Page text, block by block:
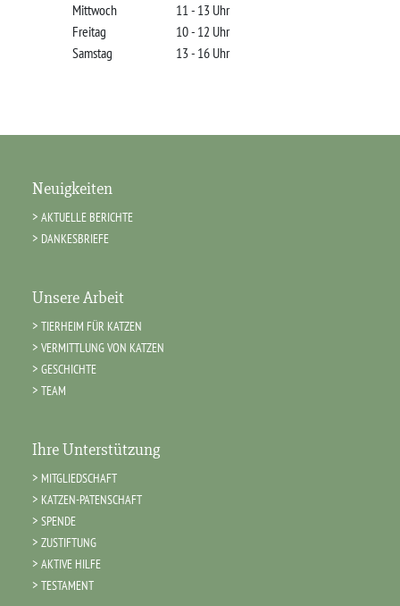
Mittwoch
11 - 13 Uhr
Freitag
10 - 12 Uhr
Samstag
13 - 16 Uhr
Neuigkeiten
AKTUELLE BERICHTE
DANKESBRIEFE
Unsere Arbeit
TIERHEIM FÜR KATZEN
VERMITTLUNG VON KATZEN
GESCHICHTE
TEAM
Ihre Unterstützung
MITGLIEDSCHAFT
KATZEN-PATENSCHAFT
SPENDE
ZUSTIFTUNG
AKTIVE HILFE
TESTAMENT